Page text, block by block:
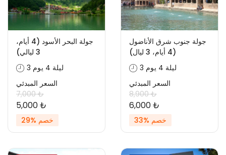
جولة البحر الأسود (4 أيام،
3 ليالي)
3 ليلة 4 يوم
السعر المبدئي
7,000 ₺
5,000 ₺
خصم %29
جولة جنوب شرق الأناضول
(4 أيام، 3 ليال)
3 ليلة 4 يوم
السعر المبدئي
8,900 ₺
6,000 ₺
خصم %33